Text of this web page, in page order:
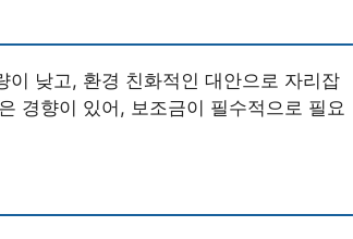
이 낮고, 환경 친화적인 대안으로 자리잡
경향이 있어, 보조금이 필수적으로 필요